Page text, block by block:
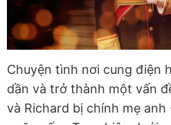
Chuyện tình nơi cung điện
dần và trở thành một vấn
và Richard bị chính mẹ